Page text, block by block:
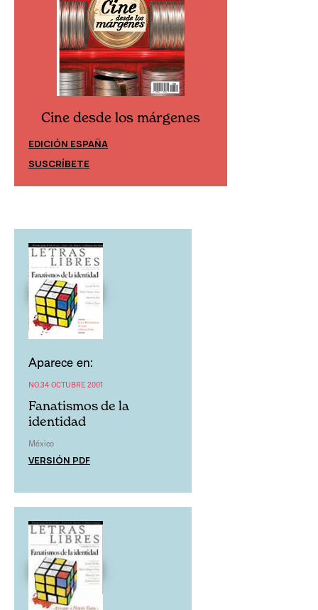
Cine desde los márgenes
EDICIÓN ESPAÑA
SUSCRÍBETE
Aparece en:
NO.34 OCTUBRE 2001
Fanatismos de la
identidad
México
VERSIÓN PDF